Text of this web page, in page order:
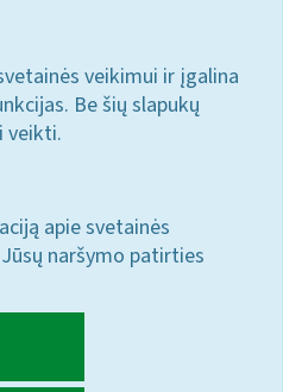
veikimui ir įgalina
Be šių slapukų
veikti.
apie svetainės
naršymo patirties